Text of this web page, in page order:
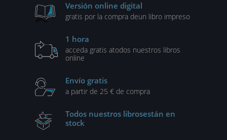
Versión online digital
gratis por la compra deun libro impreso
1 hora
acceda gratis atodos nuestros libros
online
Envío gratis
a partir de 25 € de compra
Todos nuestros librosestán en
stock